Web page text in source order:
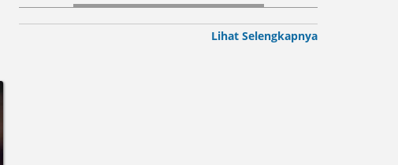
Lihat Selengkapnya